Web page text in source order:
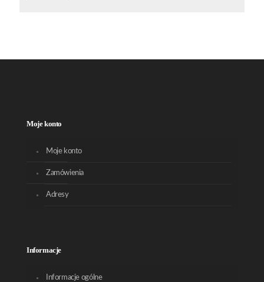
Moje konto
Moje konto
Zamówienia
Adresy
Informacje
Informacje ogólne